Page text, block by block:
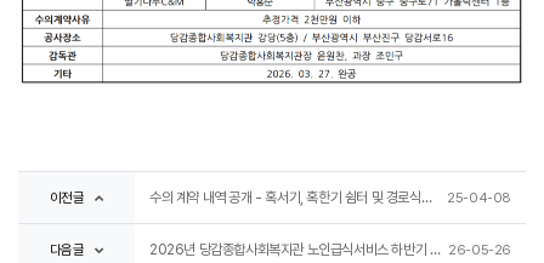
이전글 수의 계약 내역 공개 - 혹서기, 혹한기 쉼터 및 경로식당 대기장소 조성 25-04-08
다음글 2026년 당감종합사회복지관 노인급식서비스 하반기 식자재 납품업체 입찰공고 26-05-26